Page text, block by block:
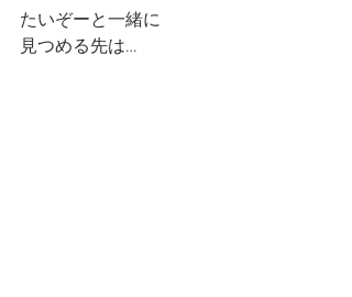
たいぞーと一緒に
見つめる先は…